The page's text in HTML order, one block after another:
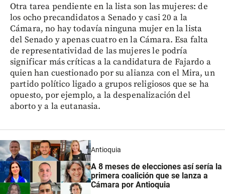
Otra tarea pendiente en la lista son las mujeres: de
los ocho precandidatos a Senado y casi 20 a la
Cámara, no hay todavía ninguna mujer en la lista
del Senado y apenas cuatro en la Cámara. Esa falta
de representatividad de las mujeres le podría
significar más críticas a la candidatura de Fajardo a
quien han cuestionado por su alianza con el Mira, un
partido político ligado a grupos religiosos que se ha
opuesto, por ejemplo, a la despenalización del
aborto y a la eutanasia.
Antioquia
A 8 meses de elecciones así sería la
primera coalición que se lanza a
Cámara por Antioquia